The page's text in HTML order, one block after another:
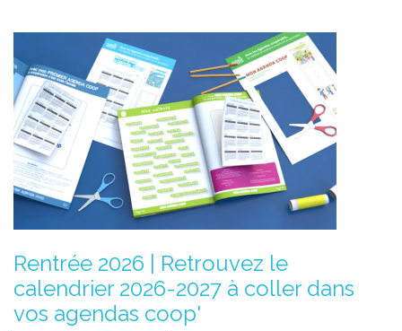
Rentrée 2026 | Retrouvez le
calendrier 2026-2027 à coller dans
vos agendas coop'